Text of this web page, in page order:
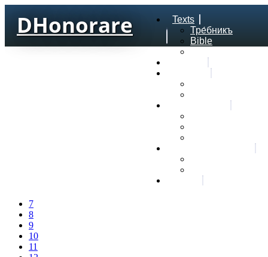
DHonorare
Texts
Тре́бникъ
Bible
7
8
9
10
11